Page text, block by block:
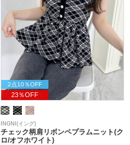
2点10％OFF
23％OFF
INGNI(イング)
チェック柄肩リボンペプラムニット(ク
ロ/オフホワイト)